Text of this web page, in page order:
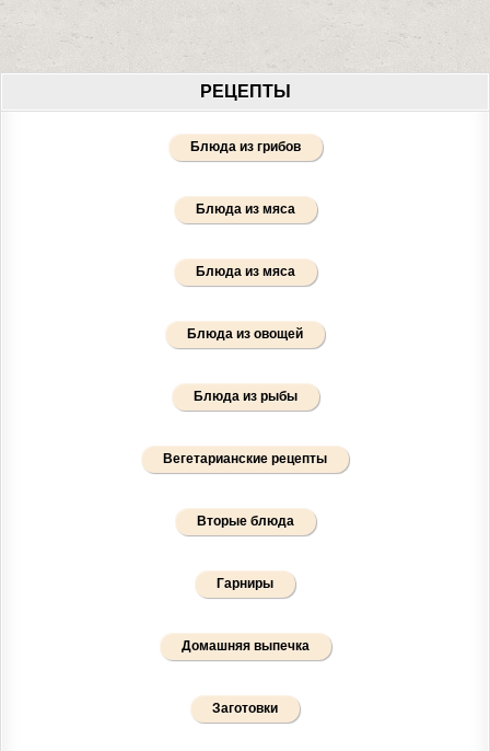
РЕЦЕПТЫ
Блюда из грибов
Блюда из мяса
Блюда из мяса
Блюда из овощей
Блюда из рыбы
Вегетарианские рецепты
Вторые блюда
Гарниры
Домашняя выпечка
Заготовки